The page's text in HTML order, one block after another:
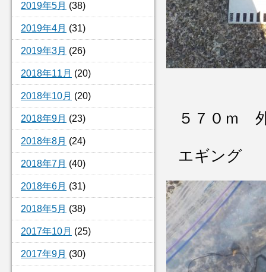
2019年5月 (38)
2019年4月 (31)
2019年3月 (26)
2018年11月 (20)
2018年10月 (20)
2018年9月 (23)
2018年8月 (24)
2018年7月 (40)
2018年6月 (31)
2018年5月 (38)
2017年10月 (25)
2017年9月 (30)
５７０ｍ
エギング